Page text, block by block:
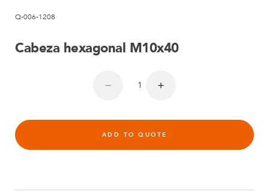
Q-006-1208
Cabeza hexagonal M10x40
ADD TO QUOTE